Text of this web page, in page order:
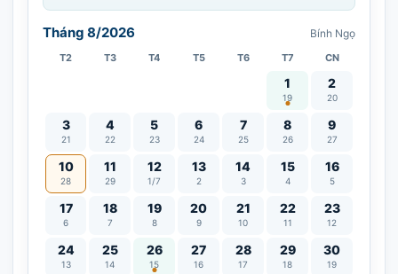
Tháng 8/2026 Bính Ngọ
T2 T3 T4 T5 T6 T7 CN
1
19
Vía Quán Thế Âm
2
20
3
21
4
22
5
23
6
24
7
25
8
26
9
27
10
28
11
29
12
1/7
13
2
14
3
15
4
16
5
17
6
18
7
19
8
20
9
21
10
22
11
23
12
24
13
25
14
26
15
Lễ Vu Lan 27
16
28
17
29
18
30
19